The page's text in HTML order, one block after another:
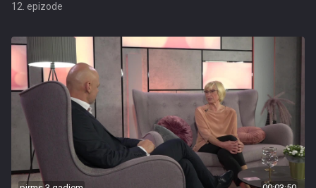
12. epizode